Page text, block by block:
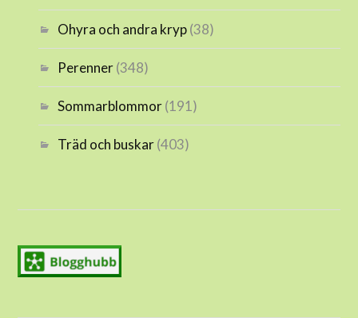
Ohyra och andra kryp(38)
Perenner(348)
Sommarblommor(191)
Träd och buskar(403)